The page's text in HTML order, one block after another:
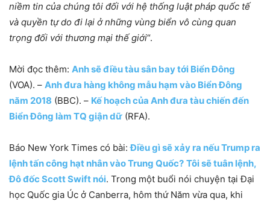
niềm tin của chúng tôi đối với hệ thống luật pháp quốc tế
và quyền tự do đi lại ở những vùng biển vô cùng quan
trọng đối với thương mại thế giới“.
Mời đọc thêm: Anh sẽ điều tàu sân bay tới Biển Đông
(VOA). – Anh đưa hàng không mẫu hạm vào Biển Đông
năm 2018 (BBC). – Kế hoạch của Anh đưa tàu chiến đến
Biển Đông làm TQ giận dữ (RFA).
Báo New York Times có bài:Điều gì sẽ xảy ra nếu Trump ra
lệnh tấn công hạt nhân vào Trung Quốc? Tôi sẽ tuân lệnh,
Đô đốc Scott Swift nói. Trong một buổi nói chuyện tại Đại
học Quốc gia Úc ở Canberra, hôm thứ Năm vừa qua, khi